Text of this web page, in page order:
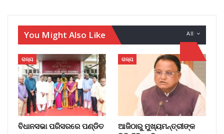
All
You Might Also Like
ରାଜ୍ୟ
ବିଧାନସଭା ପରିସରରେ ପଣ୍ଡିତ
ରାଜ୍ୟ
ଆଜିଠାରୁ ମୁଖ୍ୟମନ୍ତ୍ରୀଙ୍କ